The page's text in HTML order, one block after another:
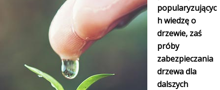
popularyzującyc
h wiedzę o
drzewie, zaś
próby
zabezpieczania
drzewa dla
dalszych